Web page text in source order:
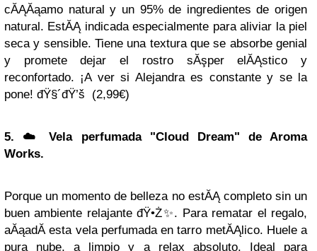
cĂĄĂąamo natural y un 95% de ingredientes de origen
natural. EstĂĄ indicada especialmente para aliviar la piel
seca y sensible. Tiene una textura que se absorbe genial
y promete dejar el rostro sĂşper elĂĄstico y
reconfortado. ¡A ver si Alejandra es constante y se la
pone! đŸ§´đŸ’š (2,99€)
5. ☁️ Vela perfumada "Cloud Dream" de Aroma
Works.
Porque un momento de belleza no estĂĄ completo sin un
buen ambiente relajante đŸ•Ż️✨. Para rematar el regalo,
aĂąadĂ­ esta vela perfumada en tarro metĂĄlico. Huele a
pura nube, a limpio y a relax absoluto. Ideal para